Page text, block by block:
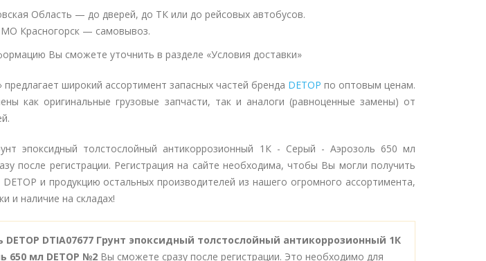
Область — до дверей, до ТК или до рейсовых автобусов.
Красногорск — самовывоз.
Вы сможете уточнить в разделе «Условия доставки»
широкий ассортимент запасных частей бренда DETOP по оптовым ценам.
как оригинальные грузовые запчасти, так и аналоги (равноценные замены) от
эпоксидный толстослойный антикоррозионный 1К - Серый - Аэрозоль 650 мл
после регистрации. Регистрация на сайте необходима, чтобы Вы могли получить
и продукцию остальных производителей из нашего огромного ассортимента,
и наличие на складах!
DETOP DTIA07677 Грунт эпоксидный толстослойный антикоррозионный 1К
650 мл DETOP №2 Вы сможете сразу после регистрации. Это необходимо для